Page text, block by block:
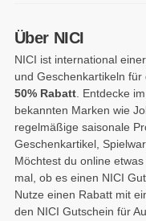
Über NICI
NICI ist international
und Geschenkartikeln
50% Rabatt. Entdecke
bekannten Marken wie
regelmäßige saisonale
Geschenkartikel,
Möchtest du online
mal, ob es einen NICI
Nutze einen Rabatt mit
den NICI Gutschein für